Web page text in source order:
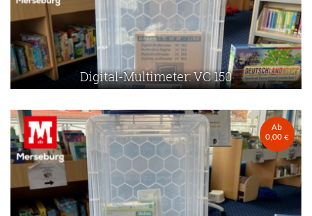
Digital-Multimeter: VC 150
Ab
0,00 €